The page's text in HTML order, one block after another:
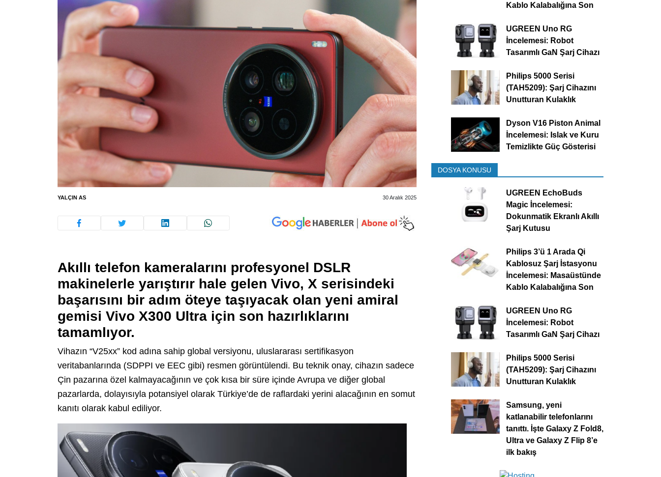
YALÇIN AS 30 Aralık 2025
Akıllı telefon kameralarını profesyonel DSLR
makinelerle yarıştırır hale gelen Vivo, X serisindeki
başarısını bir adım öteye taşıyacak olan yeni amiral
gemisi Vivo X300 Ultra için son hazırlıklarını
tamamlıyor.
Vihazın “V25xx” kod adına sahip global versiyonu, uluslararası sertifikasyon
veritabanlarında (SDPPI ve EEC gibi) resmen görüntülendi. Bu teknik onay, cihazın sadece
Çin pazarına özel kalmayacağının ve çok kısa bir süre içinde Avrupa ve diğer global
pazarlarda, dolayısıyla potansiyel olarak Türkiye’de de raflardaki yerini alacağının en somut
kanıtı olarak kabul ediliyor.
Kablo Kalabalığına Son
UGREEN Uno RG
İncelemesi: Robot
Tasarımlı GaN Şarj Cihazı
Philips 5000 Serisi
(TAH5209): Şarj Cihazını
Unutturan Kulaklık
Dyson V16 Piston Animal
İncelemesi: Islak ve Kuru
Temizlikte Güç Gösterisi
DOSYA KONUSU
UGREEN EchoBuds
Magic İncelemesi:
Dokunmatik Ekranlı Akıllı
Şarj Kutusu
Philips 3’ü 1 Arada Qi
Kablosuz Şarj İstasyonu
İncelemesi: Masaüstünde
Kablo Kalabalığına Son
UGREEN Uno RG
İncelemesi: Robot
Tasarımlı GaN Şarj Cihazı
Philips 5000 Serisi
(TAH5209): Şarj Cihazını
Unutturan Kulaklık
Samsung, yeni
katlanabilir telefonlarını
tanıttı. İşte Galaxy Z Fold8,
Ultra ve Galaxy Z Flip 8’e
ilk bakış